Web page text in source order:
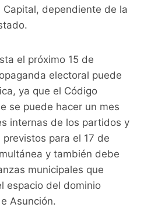
dependiente de la
el próximo 15 de
electoral puede
ya que el Código
se puede hacer un mes
internas de los partidos y
para el 17 de
y también debe
municipales que
espacio del dominio
Asunción.